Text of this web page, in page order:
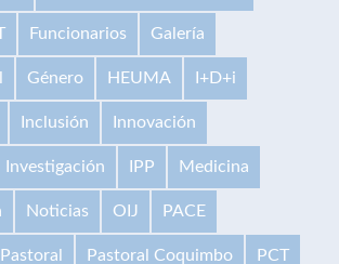
Funcionarios Galería
Género HEUMA I+D+i
Inclusión Innovación
Investigación IPP Medicina
Noticias OIJ PACE
Pastoral Pastoral Coquimbo PCT